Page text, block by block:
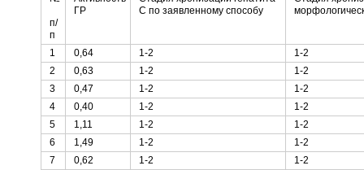
п/
п
ГР
C по заявленному способу
1 0,64 1-2
1-2
2
0,63 1-2
1-2
3
0,47 1-2
1-2
4
0,40 1-2
1-2
5
1,11 1-2
1-2
6
1,49 1-2
1-2
7
0,62 1-2
1-2